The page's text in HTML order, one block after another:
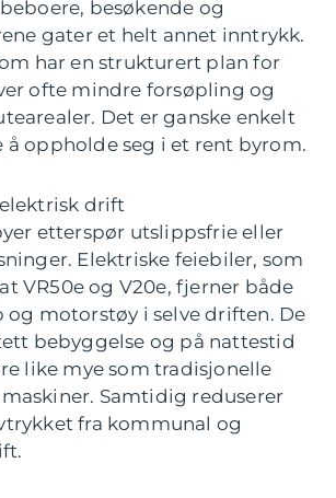
besøkende og
gater et helt annet inntrykk.
har en strukturert plan for
ofte mindre forsøpling og
Det er ganske enkelt
å oppholde seg i et rent byrom.
drift
etterspør utslippsfrie eller
Elektriske feiebiler, som
VR50e og V20e, fjerner både
og motorstøy i selve driften. De
bebyggelse og på nattestid
like mye som tradisjonelle
Samtidig reduserer
fra kommunal og